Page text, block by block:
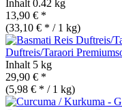
Inhalt 0.42 kg
13,90 € *
(33,10 € * / 1 kg)
Duftreis/Taraori
Inhalt 5 kg
29,90 € *
(5,98 € * / 1 kg)